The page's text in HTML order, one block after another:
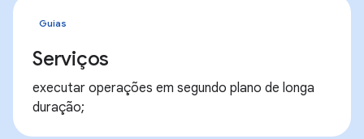
Guias
Serviços
executar operações em segundo plano de longa
duração;